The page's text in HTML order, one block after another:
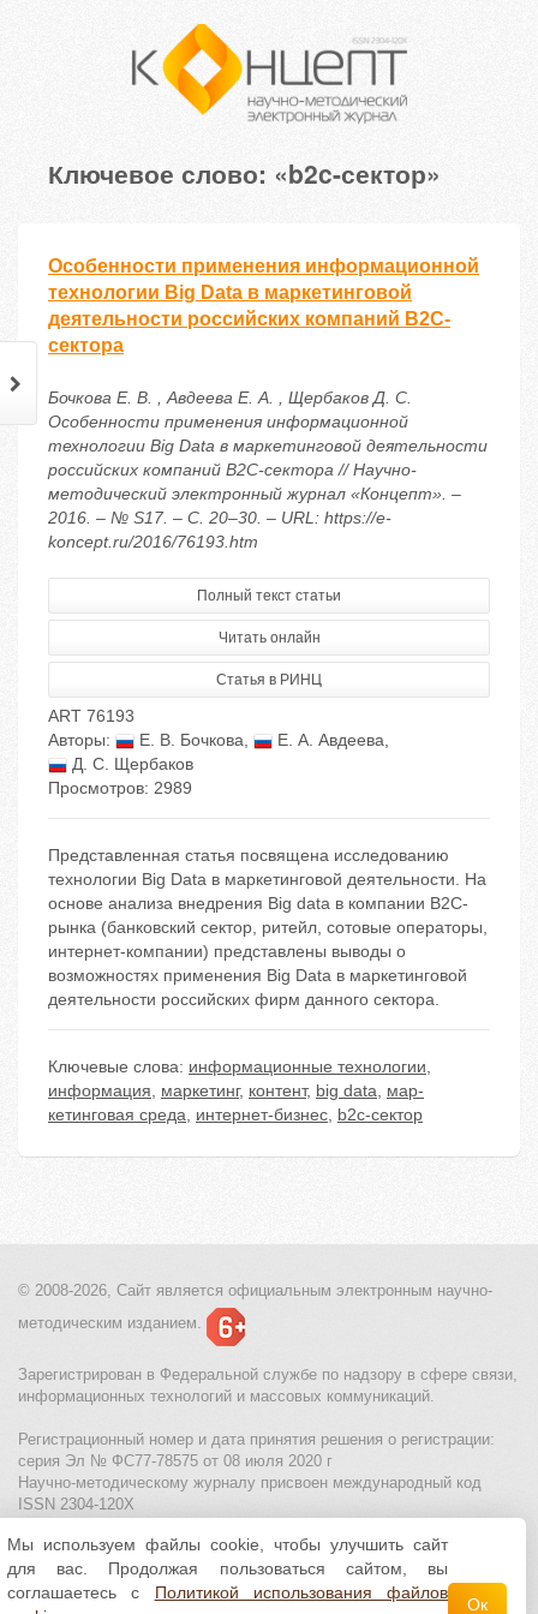
Ключевое слово: «b2c-сектор»
Особенности применения информационной
технологии Big Data в маркетинговой
деятельности российских компаний B2C-
сектора
Бочкова Е. В. , Авдеева Е. А. , Щербаков Д. С.
Особенности применения информационной
технологии Big Data в маркетинговой деятельности
российских компаний B2C-сектора // Научно-
методический электронный журнал «Концепт». –
2016. – № S17. – С. 20–30. – URL: https://e-
koncept.ru/2016/76193.htm
Полный текст статьи
Читать онлайн
Статья в РИНЦ
ART 76193
Авторы:
Е. В. Бочкова, Е. А. Авдеева,
Д. С. Щербаков
Просмотров: 2989
Представленная статья посвящена исследованию
технологии Big Data в маркетинговой деятельности. На
основе анализа внедрения Big data в компании B2C-
рынка (банковский сектор, ритейл, сотовые операторы,
интернет-компании) представлены выводы о
возможностях применения Big Data в маркетинговой
деятельности российских фирм данного сектора.
Ключевые слова: информационные технологии,
информация, маркетинг, контент, big data, мар-
кетинговая среда, интернет-бизнес, b2c-сектор
© 2008-2026, Сайт является официальным электронным научно-
методическим изданием.
Зарегистрирован в Федеральной службе по надзору в сфере связи,
информационных технологий и массовых коммуникаций.
Регистрационный номер и дата принятия решения о регистрации:
серия Эл № ФС77-78575 от 08 июля 2020 г
Научно-методическому журналу присвоен международный код
ISSN 2304-120X
МЦИТО|Школьные олимпиады и онлайн конкурсы для детей
Политика использования файлов cookie| Политика обработки и
защиты персональных данных
Мы используем файлы cookie, чтобы улучшить сайт
для вас. Продолжая пользоваться сайтом, вы
соглашаетесь с Политикой использования файлов
Ок